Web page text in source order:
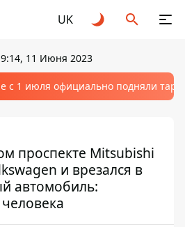
UK
11 Июня 2023
с 1 июля официально подняли
проспекте Mitsubishi
и врезался в
автомобиль: